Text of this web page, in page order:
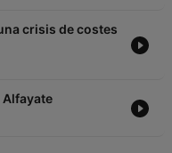
crisis de costes
Alfayate